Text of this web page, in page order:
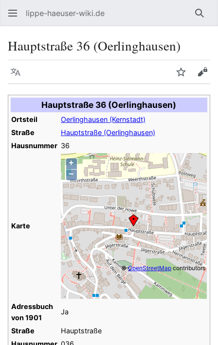
lippe-haeuser-wiki.de
Hauptstraße 36 (Oerlinghausen)
Sprache
Hauptstraße 36 (Oerlinghausen)
Ortsteil
Oerlinghausen (Kernstadt)
Straße
Hauptstraße (Oerlinghausen)
Hausnummer 36
Karte
+
−
©OpenStreetMapcontributors
Adressbuch
von 1901
Ja
Straße
Hauptstraße